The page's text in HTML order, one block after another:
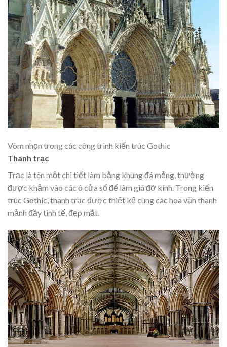
Vòm nhọn trong các công trình kiến trúc Gothic
Thanh trạc
Trạc là tên một chi tiết làm bằng khung đá mỏng, thường
được khảm vào các ô cửa sổ để làm giá đỡ kính. Trong kiến
trúc Gothic, thanh trạc được thiết kế cùng các hoa văn thanh
mảnh đầy tinh tế, đẹp mắt.